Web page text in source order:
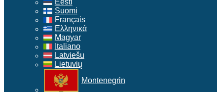
Eesti
Suomi
Français
Ελληνικά
Magyar
Italiano
Latviešu
Lietuvių
Montenegrin